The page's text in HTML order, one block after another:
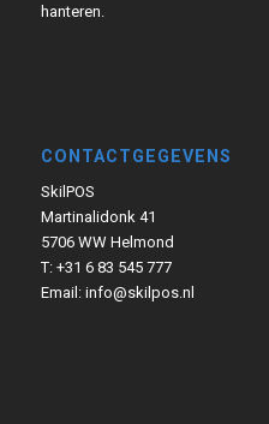
hanteren.
CONTACTGEGEVENS
SkilPOS
Martinalidonk 41
5706 WW Helmond
T: +31 6 83 545 777
Email: info@skilpos.nl